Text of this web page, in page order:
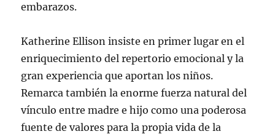
embarazos.
Katherine Ellison insiste en primer lugar en el
enriquecimiento del repertorio emocional y la
gran experiencia que aportan los niños.
Remarca también la enorme fuerza natural del
vínculo entre madre e hijo como una poderosa
fuente de valores para la propia vida de la